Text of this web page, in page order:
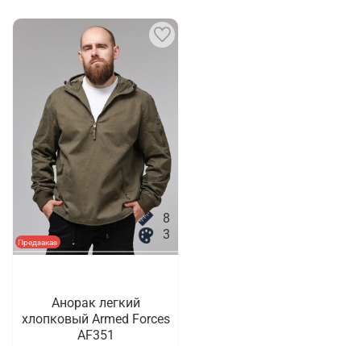
Предзаказ
8
3
Анорак легкий
хлопковый Armed Forces
AF351